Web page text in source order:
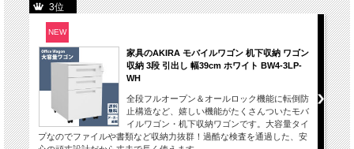
3位
NEW
家具のAKIRA モバイルワゴン 机下収納 ワゴン
収納 3段 引出し 幅39cm ホワイト BW4-3LP-
WH
全段フルオープン＆オールロック機能に転倒防
止構造など、嬉しい機能がたくさんついたモバ
イルワゴン・机下収納ワゴンです。大容量タイ
プなのでファイルや書類など収納力抜群！過酷な検査を通過した、安